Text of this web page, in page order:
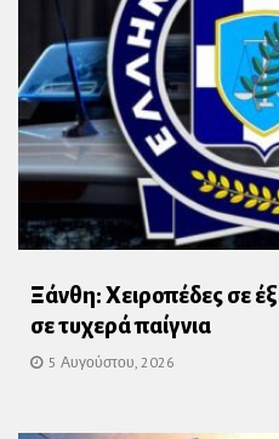
Ξάνθη: Χειροπέδες σε
σε τυχερά παίγνια
5 Αυγούστου, 2026